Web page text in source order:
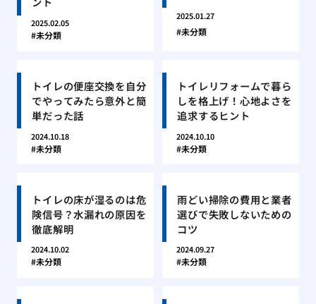
2025.02.05
未分類
2025.01.27
未分類
トイレの便座交換を自分
でやってみたら意外と簡
単だった話
2024.10.18
未分類
トイレリフォームで暮ら
しを格上げ！心地よさを
追求するヒント
2024.10.10
未分類
トイレの床が湿るのは危
険信号？水漏れの原因を
徹底解明
2024.10.02
未分類
雨どい掃除の費用と業者
選びで失敗しないための
コツ
2024.09.27
未分類